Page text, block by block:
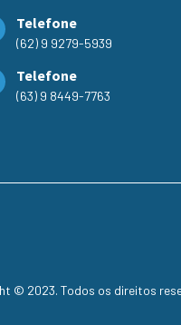
Telefone
(62) 9 9279-5939
Telefone
(63) 9 8449-7763
© 2023. Todos os direitos